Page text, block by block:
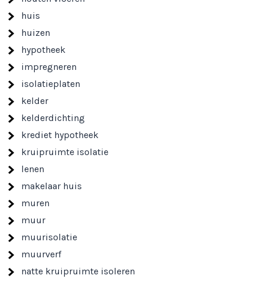
huis
huizen
hypotheek
impregneren
isolatieplaten
kelder
kelderdichting
krediet hypotheek
kruipruimte isolatie
lenen
makelaar huis
muren
muur
muurisolatie
muurverf
natte kruipruimte isoleren